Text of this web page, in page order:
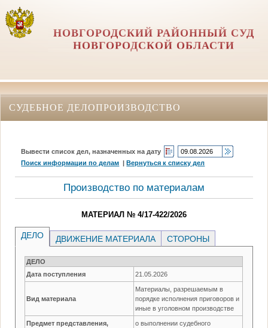
НОВГОРОДСКИЙ РАЙОННЫЙ СУД
НОВГОРОДСКОЙ ОБЛАСТИ
СУДЕБНОЕ ДЕЛОПРОИЗВОДСТВО
Вывести список дел, назначенных на дату
Поиск информации по делам |Вернуться к списку дел
Производство по материалам
МАТЕРИАЛ № 4/17-422/2026
ДЕЛО ДВИЖЕНИЕ МАТЕРИАЛА СТОРОНЫ
ДЕЛО
Дата поступления
21.05.2026
Вид материала
Материалы, разрешаемым в
порядке исполнения приговоров и
иные в уголовном производстве
Предмет представления,
о выполнении судебного